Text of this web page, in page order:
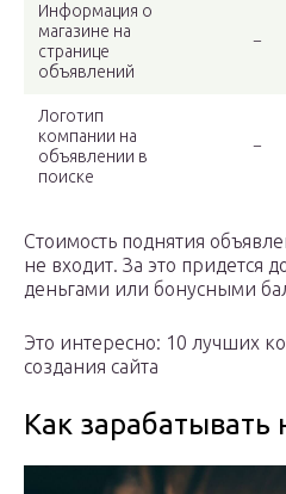
Информация о
магазине на
странице
объявлений
−
Логотип
компании на
объявлении в
поиске
−
Стоимость поднятия
не входит. За это придется
деньгами или бонусными
Это интересно: 10 лучших
создания сайта
Как зарабатывать